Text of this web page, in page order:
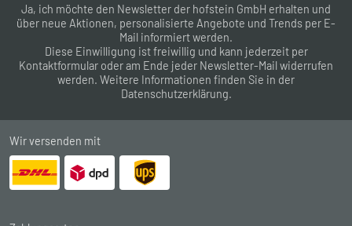
Ja, ich möchte den Newsletter der hofstein GmbH erhalten und
über neue Aktionen, personalisierte Angebote und Trends per E-
Mail informiert werden.
Diese Einwilligung ist freiwillig und kann jederzeit per
Kontaktformular oder am Ende jeder Newsletter-Mail widerrufen
werden. Weitere Informationen finden Sie in der
Datenschutzerklärung.
Wir versenden mit